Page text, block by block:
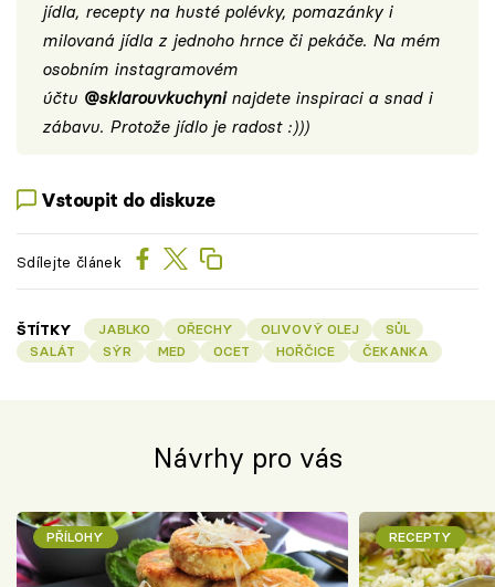
jídla, recepty na husté polévky, pomazánky i
milovaná jídla z jednoho hrnce či pekáče. Na mém
osobním instagramovém
účtu @sklarouvkuchyni najdete inspiraci a snad i
zábavu. Protože jídlo je radost :)))
Vstoupit do diskuze
Sdílejte článek
ŠTÍTKY JABLKO OŘECHY OLIVOVÝ OLEJ
SŮL
SALÁT
SÝR MED OCET HOŘČICE ČEKANKA
Návrhy pro vás
PŘÍLOHY RECEPTY